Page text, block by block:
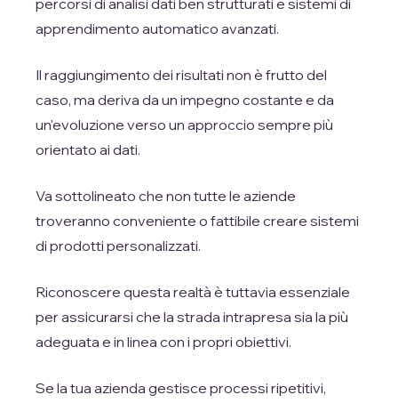
percorsi di analisi dati ben strutturati e sistemi di
apprendimento automatico avanzati.
Il raggiungimento dei risultati non è frutto del
caso, ma deriva da un impegno costante e da
un'evoluzione verso un approccio sempre più
orientato ai dati.
Va sottolineato che non tutte le aziende
troveranno conveniente o fattibile creare sistemi
di prodotti personalizzati.
Riconoscere questa realtà è tuttavia essenziale
per assicurarsi che la strada intrapresa sia la più
adeguata e in linea con i propri obiettivi.
Se la tua azienda gestisce processi ripetitivi,